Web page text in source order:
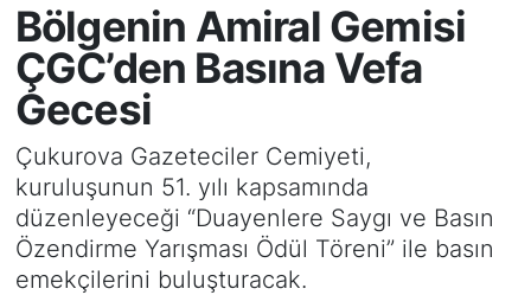
Bölgenin Amiral Gemisi
ÇGC’den Basına Vefa
Gecesi
Çukurova Gazeteciler Cemiyeti,
kuruluşunun 51. yılı kapsamında
düzenleyeceği “Duayenlere Saygı ve Basın
Özendirme Yarışması Ödül Töreni” ile basın
emekçilerini buluşturacak.
SPOR
GÜNÜN MANŞETİ
DÜNYA
KÜLTÜR - SANAT
MAGAZİN
Mersin Namaz Vakitleri
Mersin Trafik Yoğunluk Haritası
Süper Lig Puan Durumu ve Fikstür
Tüm Manşetler
Son Dakika Haberleri